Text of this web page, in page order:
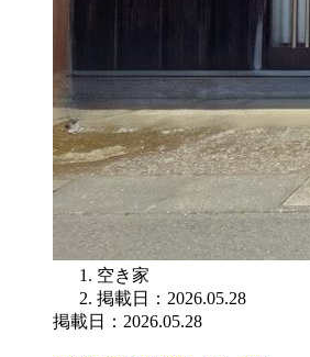
空き家
掲載日：2026.05.28
掲載日：2026.05.28